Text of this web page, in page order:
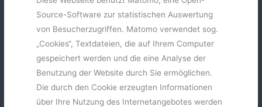
Source-Software zur statistischen Auswertung
von Besucherzugriffen. Matomo verwendet sog.
„Cookies“, Textdateien, die auf Ihrem Computer
gespeichert werden und die eine Analyse der
Benutzung der Website durch Sie ermöglichen.
Die durch den Cookie erzeugten Informationen
über Ihre Nutzung des Internetangebotes werden